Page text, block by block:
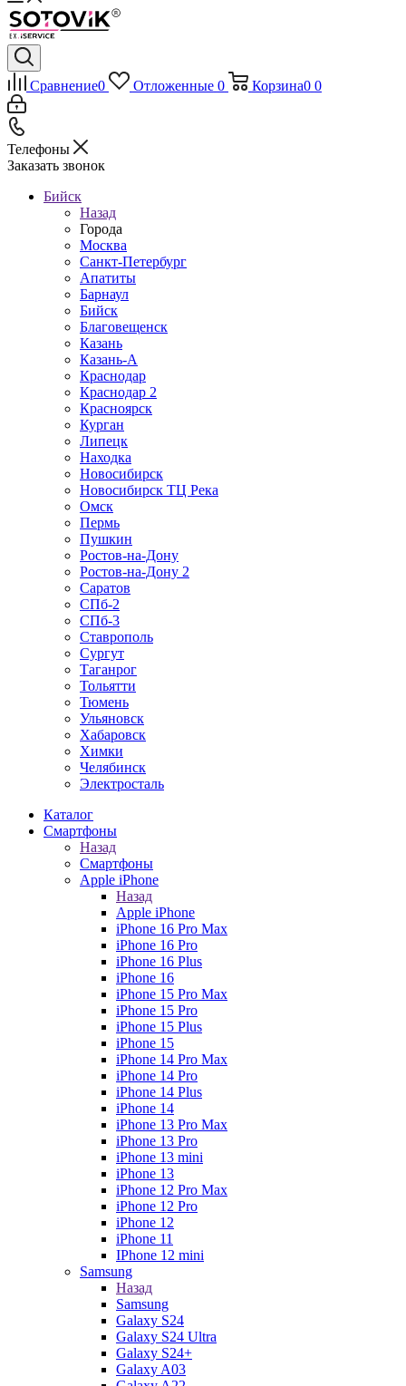
Сравнение0 Отложенные 0 Корзина0 0
Телефоны
Заказать звонок
Бийск
Назад
Города
Москва
Санкт-Петербург
Апатиты
Барнаул
Бийск
Благовещенск
Казань
Казань-А
Краснодар
Краснодар 2
Красноярск
Курган
Липецк
Находка
Новосибирск
Новосибирск ТЦ Река
Омск
Пермь
Пушкин
Ростов-на-Дону
Ростов-на-Дону 2
Саратов
СПб-2
СПб-3
Ставрополь
Сургут
Таганрог
Тольятти
Тюмень
Ульяновск
Хабаровск
Химки
Челябинск
Электросталь
Каталог
Смартфоны
Назад
Смартфоны
Apple iPhone
Назад
Apple iPhone
iPhone 16 Pro Max
iPhone 16 Pro
iPhone 16 Plus
iPhone 16
iPhone 15 Pro Max
iPhone 15 Pro
iPhone 15 Plus
iPhone 15
iPhone 14 Pro Max
iPhone 14 Pro
iPhone 14 Plus
iPhone 14
iPhone 13 Pro Max
iPhone 13 Pro
iPhone 13 mini
iPhone 13
iPhone 12 Pro Max
iPhone 12 Pro
iPhone 12
iPhone 11
IPhone 12 mini
Samsung
Назад
Samsung
Galaxy S24
Galaxy S24 Ultra
Galaxy S24+
Galaxy A03